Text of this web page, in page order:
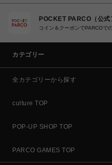
POCKET PARCO（公式
コイン＆クーポンでPARCOで
カテゴリー
全カテゴリーから探す
culture TOP
POP-UP SHOP TOP
PARCO GAMES TOP